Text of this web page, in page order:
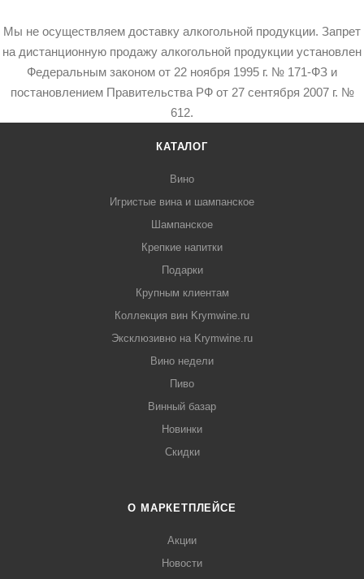
Мы не осуществляем доставку алкогольной продукции. Запрет
на дистанционную продажу алкогольной продукции установлен
Федеральным законом от 22 ноября 1995 г. № 171-ФЗ и
постановлением Правительства РФ от 27 сентября 2007 г. №
612.
КАТАЛОГ
Вино
Игристые вина и шампанское
Шампанское
Крепкие напитки
Подарки
Крупным клиентам
Коллекция вин Krymwine.ru
Эксклюзивно на Krymwine.ru
Вино недели
Пиво
Винный базар
Новинки
Скидки
О МАРКЕТПЛЕЙСЕ
Акции
Новости